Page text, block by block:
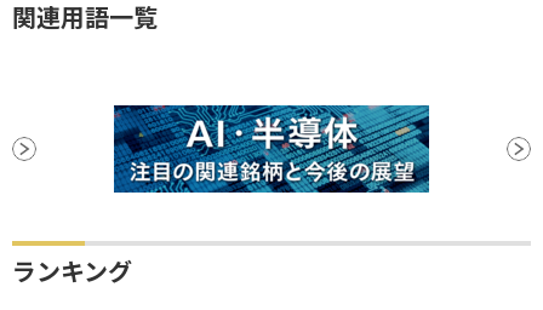
関連用語一覧
ランキング